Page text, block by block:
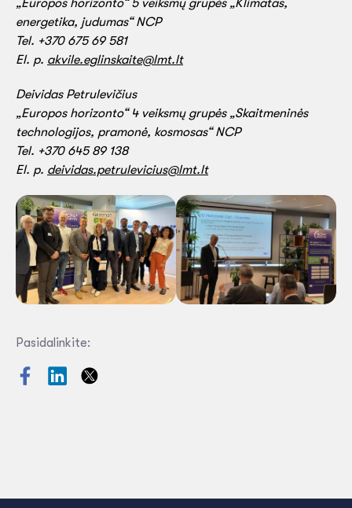
„Europos horizonto“ 5 veiksmų grupės „Klimatas,
energetika, judumas“ NCP
Tel. +370 675 69 581
El. p. akvile.eglinskaite@lmt.lt
Deividas Petrulevičius
„Europos horizonto“ 4 veiksmų grupės „Skaitmeninės
technologijos, pramonė, kosmosas“ NCP
Tel. +370 645 89 138
El. p. deividas.petrulevicius@lmt.lt
Pasidalinkite: